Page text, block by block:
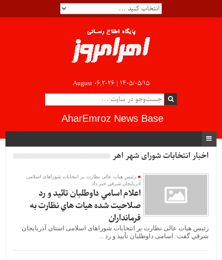
August 06,2026 | ۱۴۰۵/۰۵/۱۵
AharEmroz News Base
اخبار انتخابات شورای شهر اهر
رئیس هیات عالی نظارت بر انتخابات شوراهای اسلامی
آذربايجان شرقي خبر داد
اعلام اسامي داوطلبان تائيد و رد
صلاحيت شده هيات هاي نظارت به
فرمانداران
رئیس هیات عالی نظارت بر انتخابات شوراهای اسلامی استان آذربايجان
شرقي گفت: اسامی داوطلبان تأیید و رد ...